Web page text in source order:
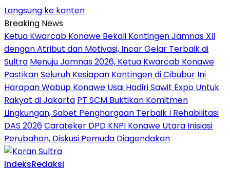
Langsung ke konten
Breaking News
Ketua Kwarcab Konawe Bekali Kontingen Jamnas XII
dengan Atribut dan Motivasi, Incar Gelar Terbaik di
Sultra Menuju Jamnas 2026, Ketua Kwarcab Konawe
Pastikan Seluruh Kesiapan Kontingen di Cibubur Ini
Harapan Wabup Konawe Usai Hadiri Sawit Expo Untuk
Rakyat di Jakarta PT SCM Buktikan Komitmen
Lingkungan, Sabet Penghargaan Terbaik I Rehabilitasi
DAS 2026Carateker DPD KNPI Konawe Utara Inisiasi
Perubahan, Diskusi Pemuda Diagendakan
IndeksRedaksi